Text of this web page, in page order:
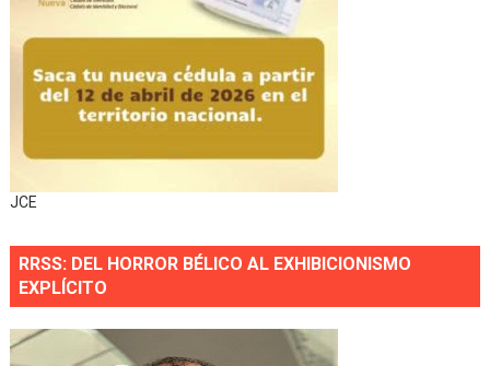
JCE
RRSS: DEL HORROR BÉLICO AL EXHIBICIONISMO
EXPLÍCITO